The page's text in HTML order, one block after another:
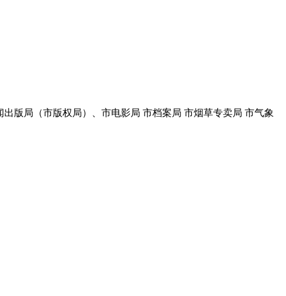
版局（市版权局）、市电影局 市档案局 市烟草专卖局 市气象